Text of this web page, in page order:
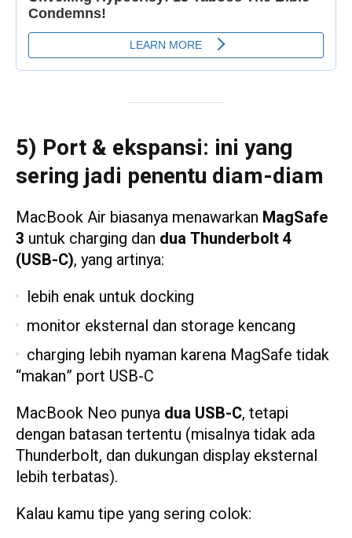
5) Port & ekspansi: ini yang
sering jadi penentu diam-diam
MacBook Air biasanya menawarkan MagSafe
3 untuk charging dan dua Thunderbolt 4
(USB-C), yang artinya:
lebih enak untuk docking
monitor eksternal dan storage kencang
charging lebih nyaman karena MagSafe tidak
“makan” port USB-C
MacBook Neo punya dua USB-C, tetapi
dengan batasan tertentu (misalnya tidak ada
Thunderbolt, dan dukungan display eksternal
lebih terbatas).
Kalau kamu tipe yang sering colok: